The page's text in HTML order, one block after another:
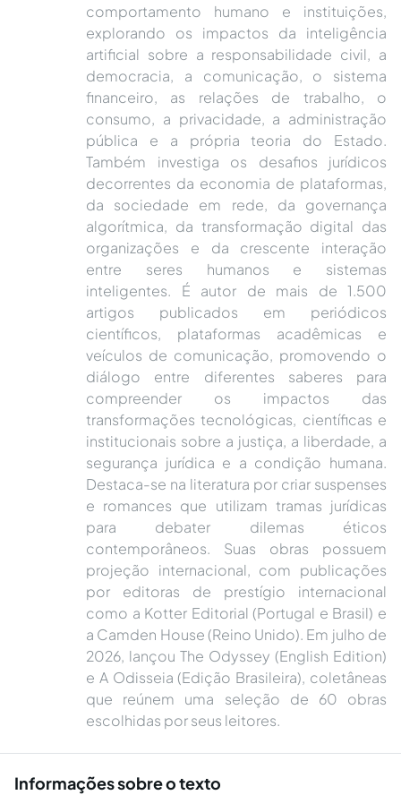
comportamento humano e instituições,
explorando os impactos da inteligência
artificial sobre a responsabilidade civil, a
democracia, a comunicação, o sistema
financeiro, as relações de trabalho, o
consumo, a privacidade, a administração
pública e a própria teoria do Estado.
Também investiga os desafios jurídicos
decorrentes da economia de plataformas,
da sociedade em rede, da governança
algorítmica, da transformação digital das
organizações e da crescente interação
entre seres humanos e sistemas
inteligentes. É autor de mais de 1.500
artigos publicados em periódicos
científicos, plataformas acadêmicas e
veículos de comunicação, promovendo o
diálogo entre diferentes saberes para
compreender os impactos das
transformações tecnológicas, científicas e
institucionais sobre a justiça, a liberdade, a
segurança jurídica e a condição humana.
Destaca-se na literatura por criar suspenses
e romances que utilizam tramas jurídicas
para debater dilemas éticos
contemporâneos. Suas obras possuem
projeção internacional, com publicações
por editoras de prestígio internacional
como a Kotter Editorial (Portugal e Brasil) e
a Camden House (Reino Unido). Em julho de
2026, lançou The Odyssey (English Edition)
e A Odisseia (Edição Brasileira), coletâneas
que reúnem uma seleção de 60 obras
escolhidas por seus leitores.
Informações sobre o texto